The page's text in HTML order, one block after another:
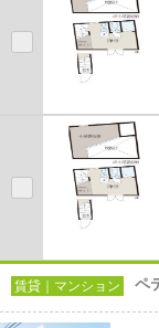
賃貸｜マンション ペ